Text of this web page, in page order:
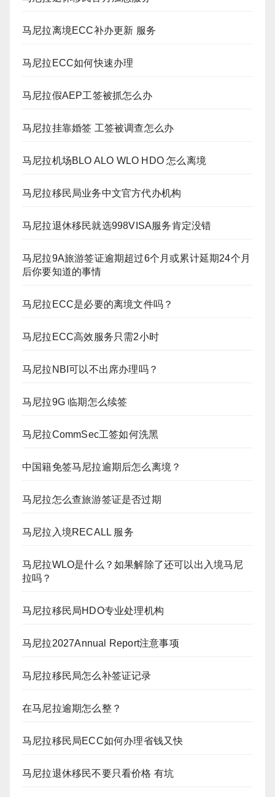
马尼拉离境ECC补办更新 服务
马尼拉ECC如何快速办理
马尼拉假AEP工签被抓怎么办
马尼拉挂靠婚签 工签被调查怎么办
马尼拉机场BLO ALO WLO HDO 怎么离境
马尼拉移民局业务中文官方代办机构
马尼拉退休移民就选998VISA服务肯定没错
马尼拉9A旅游签证逾期超过6个月或累计延期24个月
后你要知道的事情
马尼拉ECC是必要的离境文件吗？
马尼拉ECC高效服务只需2小时
马尼拉NBI可以不出席办理吗？
马尼拉9G 临期怎么续签
马尼拉CommSec工签如何洗黑
中国籍免签马尼拉逾期后怎么离境？
马尼拉怎么查旅游签证是否过期
马尼拉入境RECALL 服务
马尼拉WLO是什么？如果解除了还可以出入境马尼
拉吗？
马尼拉移民局HDO专业处理机构
马尼拉2027Annual Report注意事项
马尼拉移民局怎么补签证记录
在马尼拉逾期怎么整？
马尼拉移民局ECC如何办理省钱又快
马尼拉退休移民不要只看价格 有坑